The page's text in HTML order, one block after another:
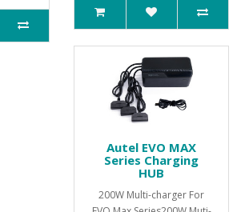
Autel EVO MAX
Series Charging
HUB
200W Multi-charger For